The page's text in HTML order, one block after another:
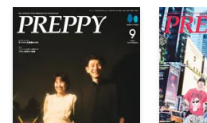
SUN_（VIEW）／青木大地(COA
Show Me Your（Hair）style ! 今
ナップSEVEN／COA
女性の仕事師 氏川りの（niko hair
美容師のSelfie 5DAYS 久保田愛
買ってよかった♡｡ Cosmetics